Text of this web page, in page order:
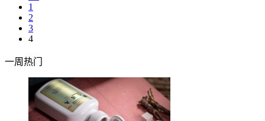
1
2
3
4
一周热门